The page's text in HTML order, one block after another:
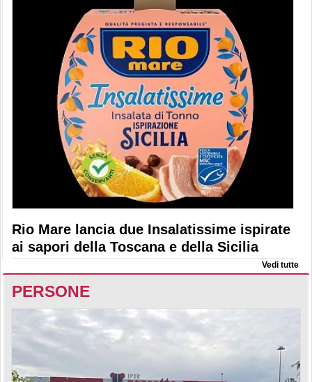
Rio Mare lancia due Insalatissime ispirate
ai sapori della Toscana e della Sicilia
Vedi tutte
PERSONE